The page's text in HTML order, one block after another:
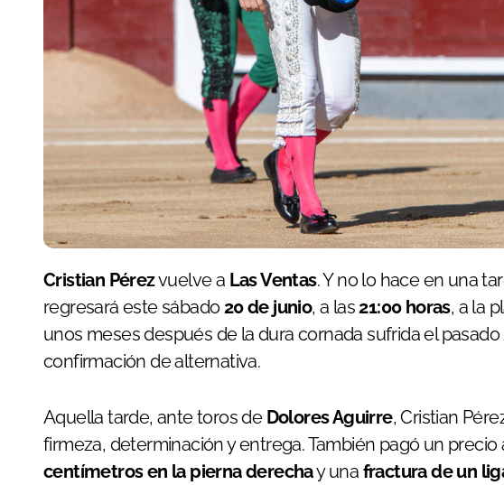
Cristian Pérezvuelve a Las Ventas. Y no lo hace en una
regresará este sábado20 de junio, a las21:00 horas, a la
unos meses después de la dura cornada sufrida el pasado
confirmación de alternativa.
Aquella tarde, ante toros de Dolores Aguirre, Cristian
firmeza, determinación y entrega. También pagó un precio
centímetros en la pierna derechay una fractura de un